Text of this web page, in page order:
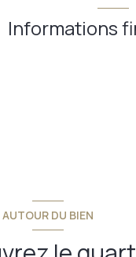
Informations
AUTOUR DU BIEN